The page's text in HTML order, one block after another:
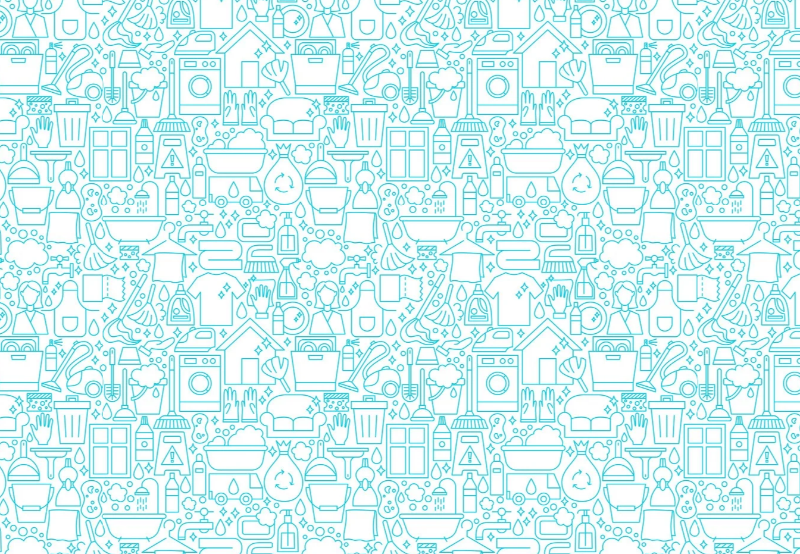
Absorbante & Tampoane
Tampoane
Pasta De Dinti
Cosmetice
Deodorante
Creme
Ingrijire Unghii
Machiaje/Pensule
Sapun
Sapun Solid
Sapun Lichid
Par
Vopsea
Sampon
Balsam/Masca
Coafura
Ustensile
Gel de Dus
Prezervative
Ingrijire Orala
Pasta De Dinti
Periuta Dinti
Apa De Gura
Ata Dentara
Creme Depilatoare
Spuma Si Geluri De Barbierit
Protectie Insecte
Betisoare de Urechi
Ingrijire Intima
Aparat de ras
Aparat de Ras Gillette
Aparate de Ras Venus
Accesorii